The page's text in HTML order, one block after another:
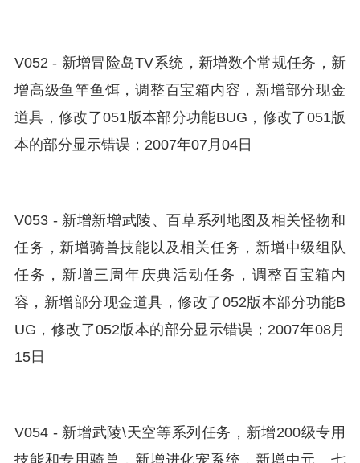
V052 - 新增冒险岛TV系统，新增数个常规任务，新
增高级鱼竿鱼饵，调整百宝箱内容，新增部分现金
道具，修改了051版本部分功能BUG，修改了051版
本的部分显示错误；2007年07月04日
V053 - 新增新增武陵、百草系列地图及相关怪物和
任务，新增骑兽技能以及相关任务，新增中级组队
任务，新增三周年庆典活动任务，调整百宝箱内
容，新增部分现金道具，修改了052版本部分功能B
UG，修改了052版本的部分显示错误；2007年08月
15日
V054 - 新增武陵\天空等系列任务，新增200级专用
技能和专用骑兽，新增进化宠系统，新增中元、七